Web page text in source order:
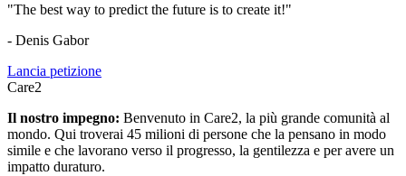
"The best way to predict the future is to create it!"
- Denis Gabor
Lancia petizione
Care2
Il nostro impegno: Benvenuto in Care2, la più grande comunità al
mondo. Qui troverai 45 milioni di persone che la pensano in modo
simile e che lavorano verso il progresso, la gentilezza e per avere un
impatto duraturo.